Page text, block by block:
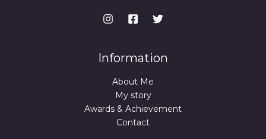
Information
About Me
My story
Awards & Achievement
Contact